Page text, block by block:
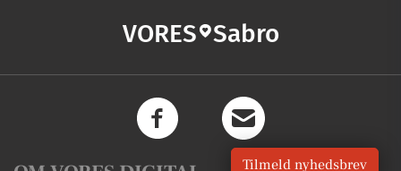
VORES Sabro
Tilmeld nyhedsbrev